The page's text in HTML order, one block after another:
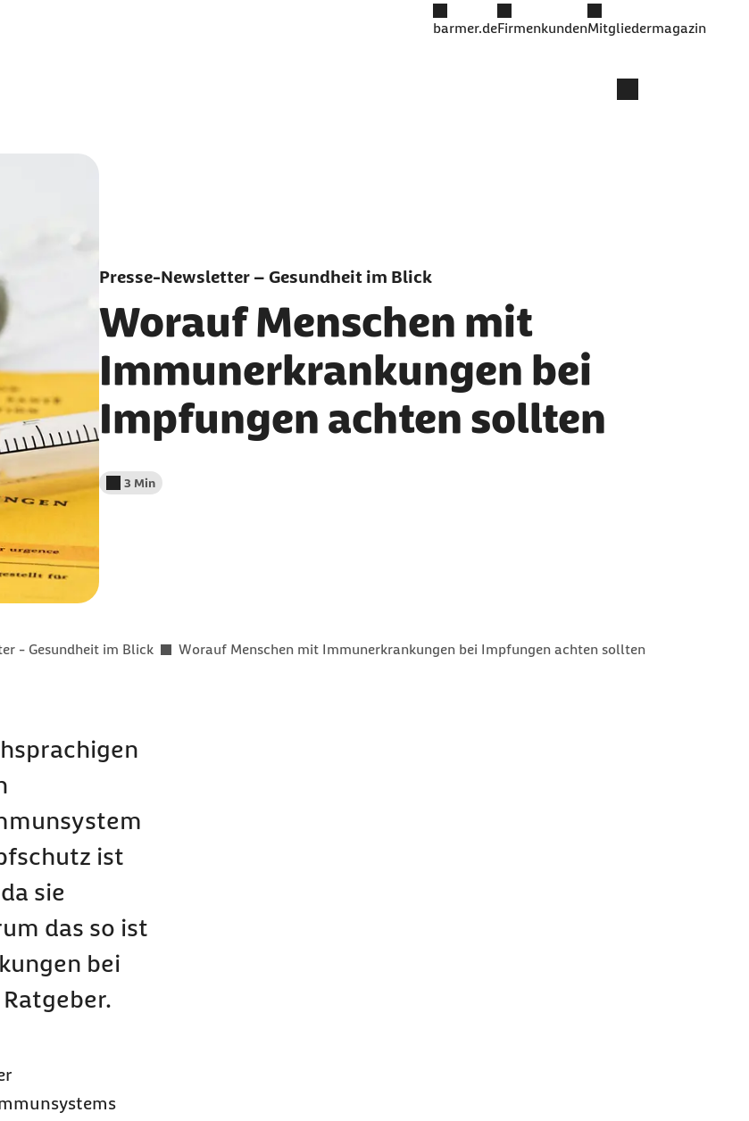
barmer.deFirmenkundenMitgliedermagazin
Presse-Newsletter – Gesundheit im Blick
Worauf Menschen mit
Immunerkrankungen bei
Impfungen achten sollten
Lesedauer weniger als
3 Min
- Gesundheit im Blick Worauf Menschen mit Immunerkrankungen bei Impfungen achten sollten
ist
sie
das so ist
bei